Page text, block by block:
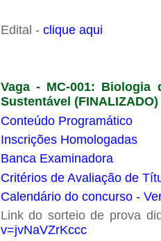
Edital - clique aqui
Vaga - MC-001: Biologia
Sustentável (FINALIZADO)
Conteúdo Programático
Inscrições Homologadas
Banca Examinadora
Critérios de Avaliação de
Calendário do concurso -
Link do sorteio de prova
v=jvNaVZrKccc